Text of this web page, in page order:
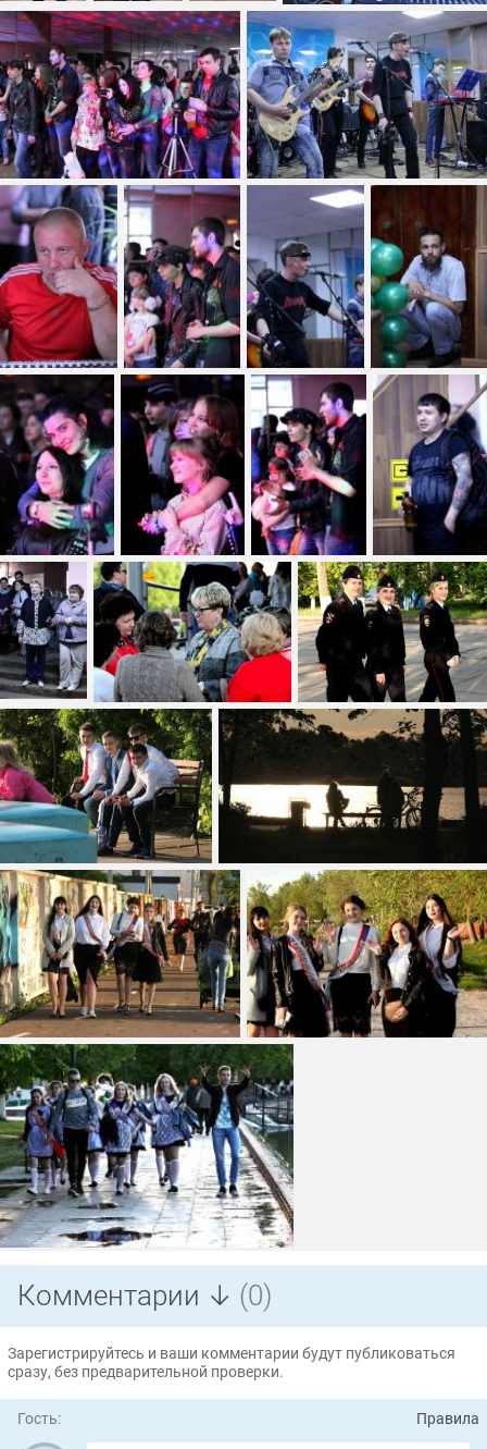
Комментарии ↓ (0)
Зарегистрируйтесь и ваши комментарии будут публиковаться
сразу, без предварительной проверки.
Гость: Правила